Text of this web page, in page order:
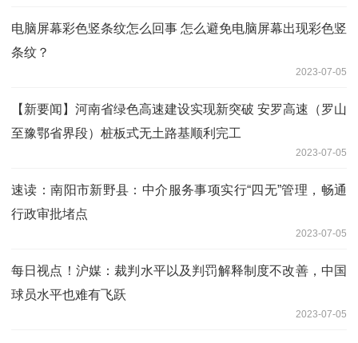
电脑屏幕彩色竖条纹怎么回事 怎么避免电脑屏幕出现彩色竖
条纹？
2023-07-05
【新要闻】河南省绿色高速建设实现新突破 安罗高速（罗山
至豫鄂省界段）桩板式无土路基顺利完工
2023-07-05
速读：南阳市新野县：中介服务事项实行“四无”管理，畅通
行政审批堵点
2023-07-05
每日视点！沪媒：裁判水平以及判罚解释制度不改善，中国
球员水平也难有飞跃
2023-07-05